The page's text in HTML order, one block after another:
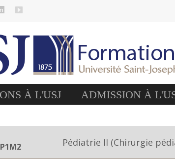
À L'USJ ADMISSION À
Pédiatrie II (Chirurgie